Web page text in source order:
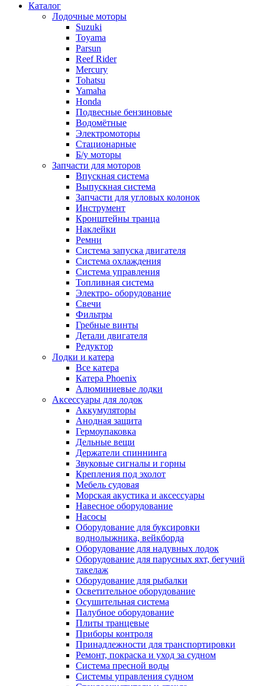
Каталог
Лодочные моторы
Suzuki
Toyama
Parsun
Reef Rider
Mercury
Tohatsu
Yamaha
Honda
Подвесные бензиновые
Водомётные
Электромоторы
Стационарные
Б/у моторы
Запчасти для моторов
Впускная система
Выпускная система
Запчасти для угловых колонок
Инструмент
Кронштейны транца
Наклейки
Ремни
Система запуска двигателя
Система охлаждения
Система управления
Топливная система
Электро- оборудование
Свечи
Фильтры
Гребные винты
Детали двигателя
Редуктор
Лодки и катера
Все катера
Катера Phoenix
Алюминиевые лодки
Аксессуары для лодок
Аккумуляторы
Анодная защита
Гермоупаковка
Дельные вещи
Держатели спиннинга
Звуковые сигналы и горны
Крепления под эхолот
Мебель судовая
Морская акустика и аксессуары
Навесное оборудование
Насосы
Оборудование для буксировки
воднолыжника, вейкборда
Оборудование для надувных лодок
Оборудование для парусных яхт, бегучий
такелаж
Оборудование для рыбалки
Осветительное оборудование
Осушительная система
Палубное оборудование
Плиты транцевые
Приборы контроля
Принадлежности для транспортировки
Ремонт, покраска и уход за судном
Система пресной воды
Системы управления судном